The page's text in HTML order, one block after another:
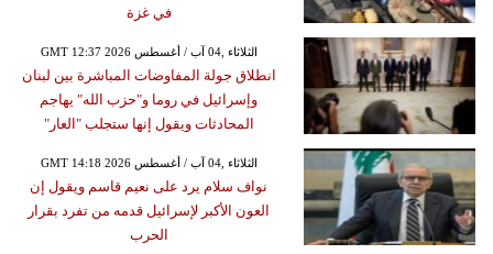
في غزة
GMT 12:37 2026 الثلاثاء ,04 آب / أغسطس
انطلاق جولة المفاوضات المباشرة بين لبنان
وإسرائيل في روما و"حزب الله" يهاجم
المحادثات ويقول إنها ستجلب "العار"
GMT 14:18 2026 الثلاثاء ,04 آب / أغسطس
نواف سلام يرد على نعيم قاسم ويقول إن
العون الأكبر لإسرائيل قدمه من تفرد بقرار
الحرب